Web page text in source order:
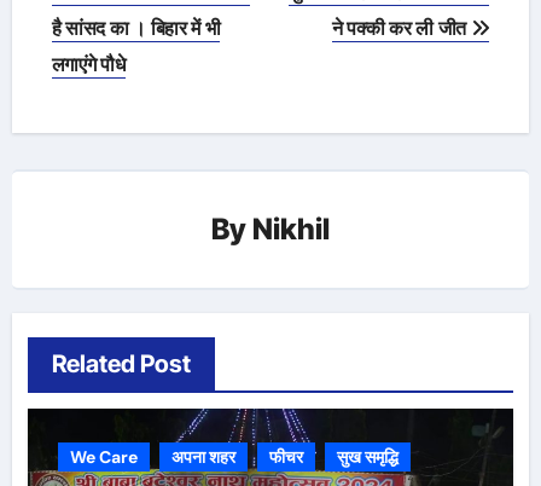
navigation
है सांसद का । बिहार में भी
लगाएंगे पौधे
ने पक्की कर ली जीत
By Nikhil
Related Post
We Care अपना शहर फीचर सुख समृद्धि